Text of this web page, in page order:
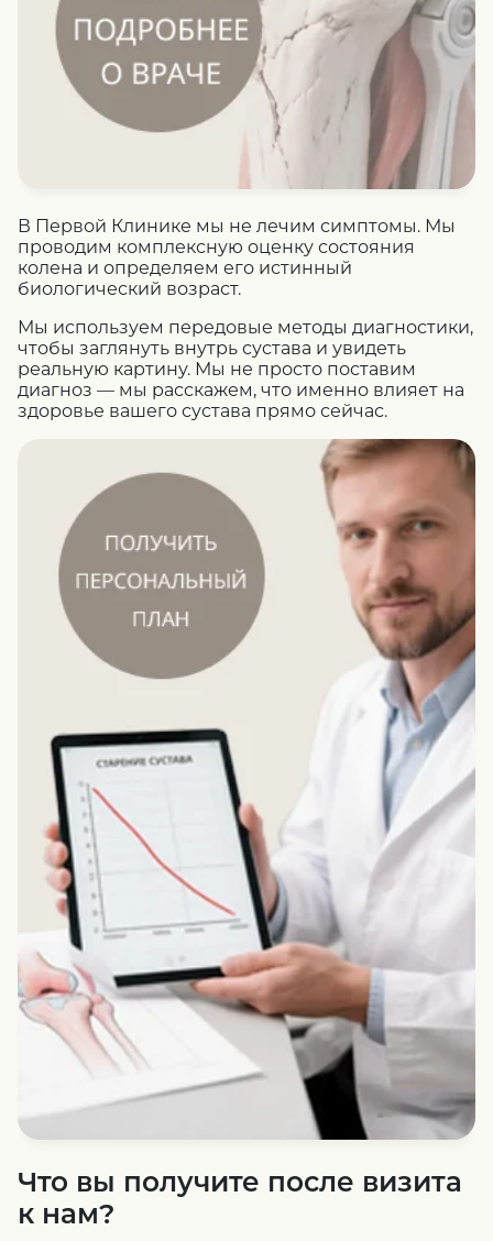
В Первой Клинике мы не лечим симптомы. Мы
проводим комплексную оценку состояния
колена и определяем его истинный
биологический возраст.
Мы используем передовые методы диагностики,
чтобы заглянуть внутрь сустава и увидеть
реальную картину. Мы не просто поставим
диагноз — мы расскажем, что именно влияет на
здоровье вашего сустава прямо сейчас.
Что вы получите после визита
к нам?